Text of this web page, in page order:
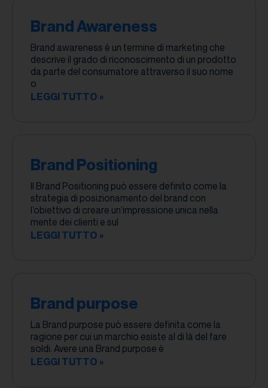
Brand Awareness
Brand awareness è un termine di marketing che
descrive il grado di riconoscimento di un prodotto
da parte del consumatore attraverso il suo nome
o
LEGGI TUTTO »
Brand Positioning
Il Brand Positioning può essere definito come la
strategia di posizionamento del brand con
l’obiettivo di creare un’impressione unica nella
mente dei clienti e sul
LEGGI TUTTO »
Brand purpose
La Brand purpose può essere definita come la
ragione per cui un marchio esiste al di là del fare
soldi. Avere una Brand purpose è
LEGGI TUTTO »